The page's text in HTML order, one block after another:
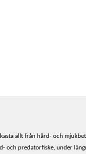
allt från hård- och
och predatorfiske, under